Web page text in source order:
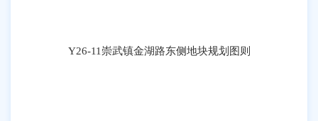
Y26-11崇武镇金湖路东侧地块规划图则